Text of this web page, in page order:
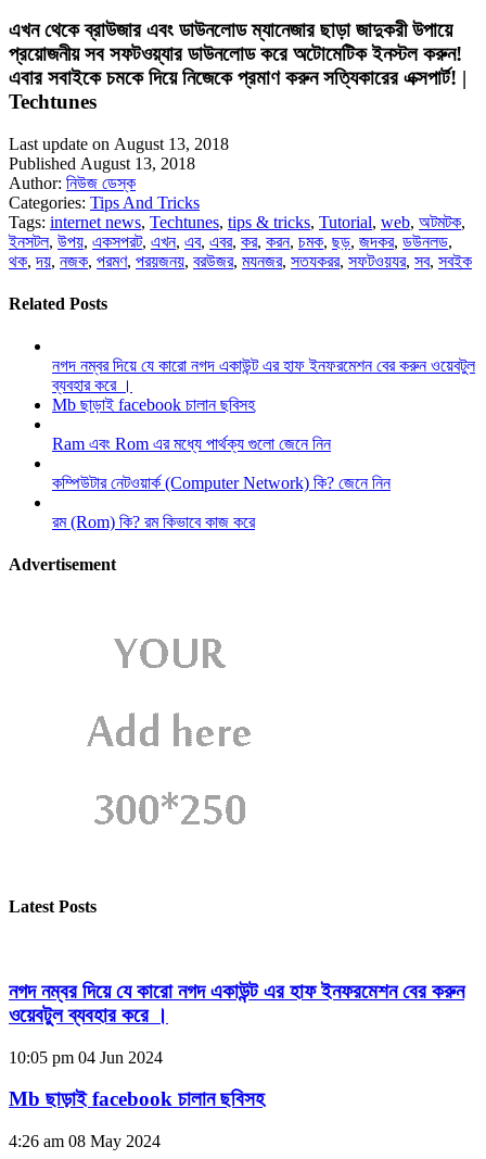
এখন থেকে ব্রাউজার এবং ডাউনলোড ম্যানেজার ছাড়া জাদুকরী উপায়ে
প্রয়োজনীয় সব সফটওয়্যার ডাউনলোড করে অটোমেটিক ইনস্টল করুন!
এবার সবাইকে চমকে দিয়ে নিজেকে প্রমাণ করুন সত্যিকারের এক্সপার্ট! |
Techtunes
Last update on August 13, 2018
Published August 13, 2018
Author: নিউজ ডেস্ক
Categories: Tips And Tricks
Tags: internet news, Techtunes, tips & tricks, Tutorial, web, অটমটক,
ইনসটল, উপয়, একসপরট, এখন, এব, এবর, কর, করন, চমক, ছড়, জদকর, ডউনলড,
থক,দয়, নজক, পরমণ, পরয়জনয়, বরউজর, মযনজর, সতযকরর, সফটওয়যর, সব, সবইক
Related Posts
নগদ নম্বর দিয়ে যে কারো নগদ একাউন্ট এর হাফ ইনফরমেশন বের করুন ওয়েবটুল
ব্যবহার করে ।
Mb ছাড়াই facebook চালান ছবিসহ
Ram এবং Rom এর মধ্যে পার্থক্য গুলো জেনে নিন
কম্পিউটার নেটওয়ার্ক (Computer Network) কি? জেনে নিন
রম (Rom) কি? রম কিভাবে কাজ করে
Advertisement
Latest Posts
নগদ নম্বর দিয়ে যে কারো নগদ একাউন্ট এর হাফ ইনফরমেশন বের করুন
ওয়েবটুল ব্যবহার করে ।
10:05 pm 04 Jun 2024
Mb ছাড়াই facebook চালান ছবিসহ
4:26 am 08 May 2024